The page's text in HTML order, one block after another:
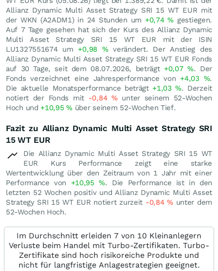
Allianz Dynamic Multi Asset Strategy SRI 15 WT EUR mit
der WKN (A2ADM1) in 24 Stunden um +0,74% gestiegen.
Auf 7 Tage gesehen hat sich der Kurs des Allianz Dynamic
Multi Asset Strategy SRI 15 WT EUR mit der ISIN
LU1327551674 um +0,98 %verändert. Der Anstieg des
Allianz Dynamic Multi Asset Strategy SRI 15 WT EUR Fonds
auf 30 Tage, seit dem 08.07.2026, beträgt +0,07 %. Der
Fonds verzeichnet eine Jahresperformance von +4,03 %.
Die aktuelle Monatsperformance beträgt +1,03%. Derzeit
notiert der Fonds mit -0,84 %unter seinem 52-Wochen
Hoch und +10,95%über seinem 52-Wochen Tief.
Fazit zu Allianz Dynamic Multi Asset Strategy SRI
15 WT EUR
Die Allianz Dynamic Multi Asset Strategy SRI 15 WT
EUR Kurs Performance zeigt eine starke
Wertentwicklung über den Zeitraum von 1 Jahr mit einer
Performance von +10,95%. Die Performance ist in den
letzten 52 Wochen positiv und Allianz Dynamic Multi Asset
Strategy SRI 15 WT EUR notiert zurzeit -0,84%unter dem
52-Wochen Hoch.
Im Durchschnitt erleiden 7 von 10 Kleinanlegern
Verluste beim Handel mit Turbo-Zertifikaten. Turbo-
Zertifikate sind hoch risikoreiche Produkte und
nicht für langfristige Anlagestrategien geeignet.